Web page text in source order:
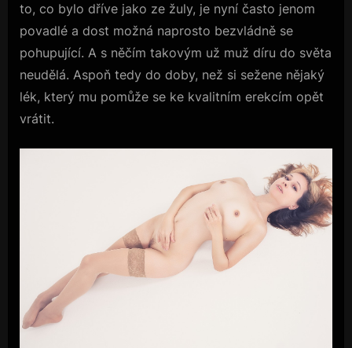
to, co bylo dříve jako ze žuly, je nyní často jenom
povadlé a dost možná naprosto bezvládně se
pohupující. A s něčím takovým už muž díru do světa
neudělá. Aspoň tedy do doby, než si sežene nějaký
lék, který mu pomůže se ke kvalitním erekcím opět
vrátit.